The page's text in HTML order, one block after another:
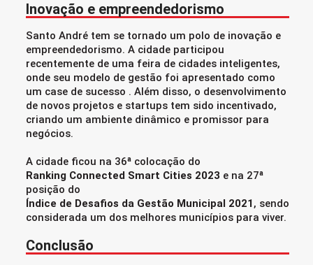
Inovação e empreendedorismo
Santo André tem se tornado um polo de inovação e
empreendedorismo. A cidade participou
recentemente de uma feira de cidades inteligentes,
onde seu modelo de gestão foi apresentado como
um case de sucesso . Além disso, o desenvolvimento
de novos projetos e startups tem sido incentivado,
criando um ambiente dinâmico e promissor para
negócios.
A cidade ficou na 36ª colocação do
Ranking Connected Smart Cities 2023 e na 27ª
posição do
Índice de Desafios da Gestão Municipal 2021 , sendo
considerada um dos melhores municípios para viver.
Conclusão